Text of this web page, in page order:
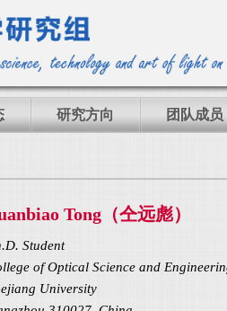
研究方向 团队成员
Tong（仝远彪）
Student
of Optical Science and
University